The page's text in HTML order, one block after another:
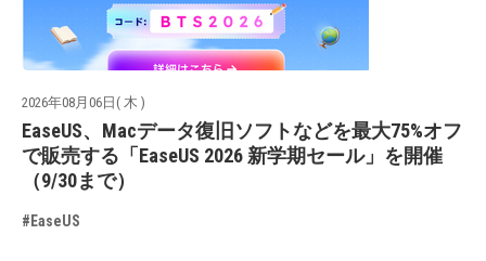
2026年08月06日( 木 )
EaseUS、Macデータ復旧ソフトなどを最大75%オフ
で販売する「EaseUS 2026 新学期セール」を開催
（9/30まで）
#EaseUS